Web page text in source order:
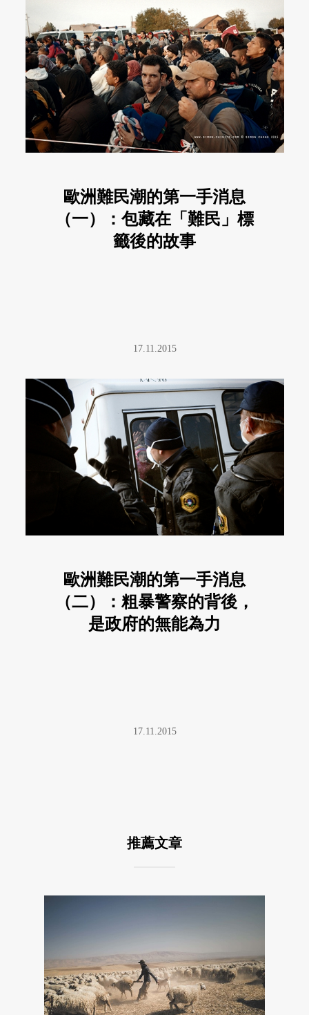
歐洲難民潮的第一手消息
（一）：包藏在「難民」標
籤後的故事
17.11.2015
歐洲難民潮的第一手消息
（二）：粗暴警察的背後，
是政府的無能為力
17.11.2015
推薦文章